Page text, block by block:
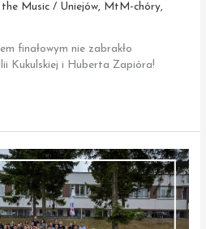
Music / Uniejów, MtM-chóry,
finałowym nie zabrakło
Kukulskiej i Huberta Zapióra!